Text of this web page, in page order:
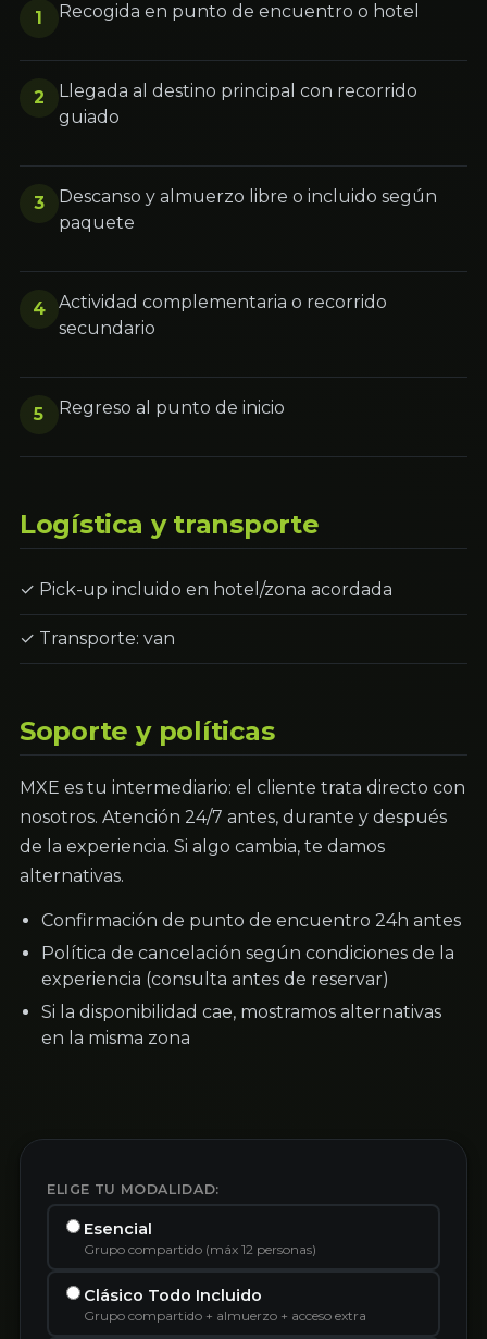
1 Recogida en punto de encuentro o hotel
2
Llegada al destino principal con recorrido
guiado
3
Descanso y almuerzo libre o incluido según
paquete
4
Actividad complementaria o recorrido
secundario
5 Regreso al punto de inicio
Logística y transporte
✓ Pick-up incluido en hotel/zona acordada
✓ Transporte: van
Soporte y políticas
MXE es tu intermediario: el cliente trata directo con
nosotros. Atención 24/7 antes, durante y después
de la experiencia. Si algo cambia, te damos
alternativas.
Confirmación de punto de encuentro 24h antes
Política de cancelación según condiciones de la
experiencia (consulta antes de reservar)
Si la disponibilidad cae, mostramos alternativas
en la misma zona
ELIGE TU MODALIDAD:
Esencial
Grupo compartido (máx 12 personas)
Clásico Todo Incluido
Grupo compartido + almuerzo + acceso extra